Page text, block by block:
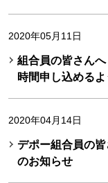
2020年05月11日
組合員の皆さん
時間申し込める
2020年04月14日
デポー組合員の
のお知らせ